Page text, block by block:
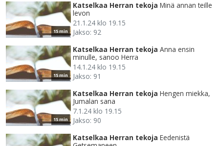
15 min
Katselkaa Herran tekoja Minä annan teille
levon
21.1.24 klo 19.15
Jakso: 92
15 min
Katselkaa Herran tekoja Anna ensin
minulle, sanoo Herra
14.1.24 klo 19.15
Jakso: 91
15 min
Katselkaa Herran tekoja Hengen miekka,
Jumalan sana
7.1.24 klo 19.15
Jakso: 90
Katselkaa Herran tekoja Eedenistä